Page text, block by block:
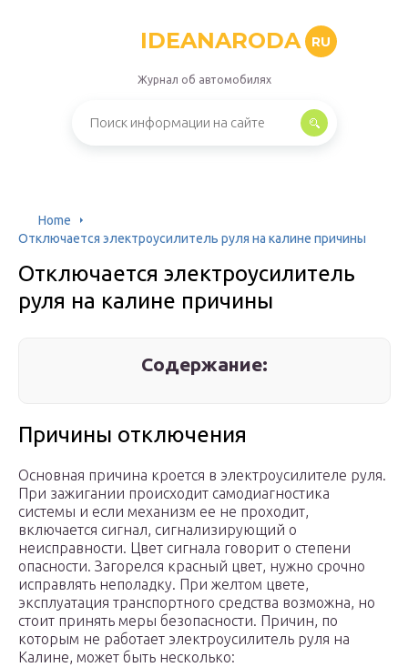
IDEANARODA RU
Журнал об автомобилях
Home
Отключается электроусилитель руля на калине причины
Отключается электроусилитель
руля на калине причины
Содержание:
Причины отключения
Основная причина кроется в электроусилителе руля.
При зажигании происходит самодиагностика
системы и если механизм ее не проходит,
включается сигнал, сигнализирующий о
неисправности. Цвет сигнала говорит о степени
опасности. Загорелся красный цвет, нужно срочно
исправлять неполадку. При желтом цвете,
эксплуатация транспортного средства возможна, но
стоит принять меры безопасности. Причин, по
которым не работает электроусилитель руля на
Калине, может быть несколько: